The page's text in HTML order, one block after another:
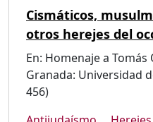
Cismáticos,
otros herejes del
En: Homenaje a Tomás
Granada: Universidad
456)